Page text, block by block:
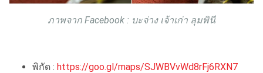
ภาพจาก Facebook : บะจ่าง เจ้าเก่า ลุมพินี
พิกัด : https://goo.gl/maps/SJWBVvWd8rFj6RXN7